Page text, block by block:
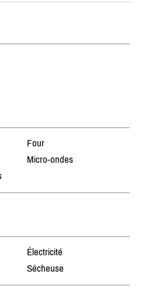
Four
Micro-ondes
Électricité
Sécheuse